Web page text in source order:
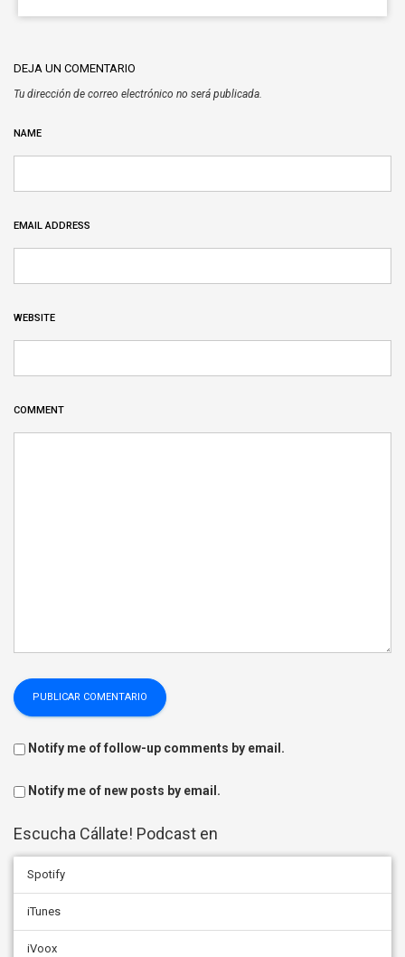
DEJA UN COMENTARIO
Tu dirección de correo electrónico no será publicada.
NAME
EMAIL ADDRESS
WEBSITE
COMMENT
Notify me of follow-up comments by email.
Notify me of new posts by email.
Escucha Cállate! Podcast en
Spotify
iTunes
iVoox